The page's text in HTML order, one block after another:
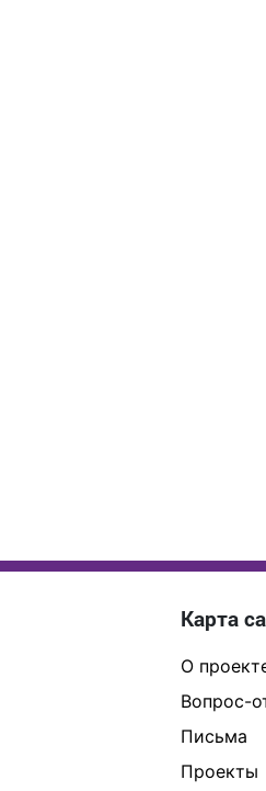
Карта
О
Вопрос-
Письма
Проекты